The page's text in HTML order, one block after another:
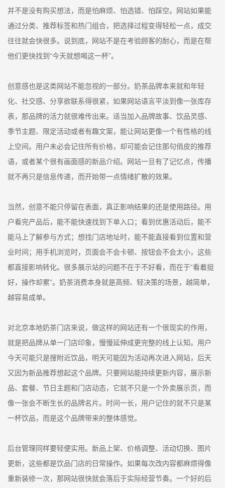
并不是没有购买想法，而是怕麻烦、怕选错、怕踩空。网站如果能
通过分类、推荐标签和热门组合，把选择过程变得轻松一点，成交
往往就会快很多。说到底，网站不是在考验顾客的耐心，而是在帮
他们更快找到“今天就想喝这一杯”。
创意感也是这类网站不能忽视的一部分。奶茶品牌本来就和年轻
化、社交感、分享欲联系得很紧，如果网站语言平淡到像一张库存
表，那品牌的活力就很难传出来。适当加入品牌故事、饮品灵感、
季节主题、限定活动或者有趣文案，能让网站更像一个有性格的线
上空间。用户未必会记住所有价格，却可能会记住那句俏皮的推荐
语，或者某个很有画面感的新品介绍。网站一旦有了记忆点，传播
就不再只是信息传递，而开始带一点情绪扩散的效果。
当然，创意不能只停留在表面，真正影响结果的还是使用路径。用
户看完产品后，能不能快速找到下单入口；看到优惠活动后，能不
能马上了解参与方式；想找门店地址时，能不能直接看到位置和营
业时间；用手机浏览时，页面会不会卡顿、按钮会不会太小，这些
都直接影响转化。很多展示站的问题不在于不好看，而在于“看着挺
好，操作却累”。奶茶消费本身就是高频、轻决策的场景，越简单，
越容易成单。
对北京本地奶茶门店来说，做这样的网站还有一个很现实的作用，
就是把品牌从单一门店印象，慢慢延伸成更完整的线上认知。用户
今天可能只是搜附近饮品，明天可能因为活动再次进入网站，后天
又因为新品推荐想起这个品牌。只要网站能持续更新内容，展示新
品、套餐、节日主题和门店动态，它就不只是一个外卖展示页，而
像一张会不断生长的品牌名片。时间一长，用户记住的就不只是某
一杯饮品，而是这个品牌带来的整体感觉。
后台管理同样要轻便实用。新品上架、价格调整、活动切换、图片
更新，这些都是饮品门店的日常操作。如果每次改内容都麻烦得像
重新装修一次，那网站很快就会落后于实际经营节奏。一个好的后